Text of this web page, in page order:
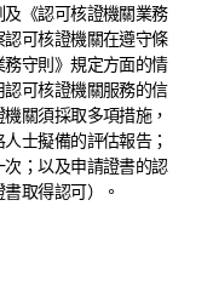
《認可核證機關業務
可核證機關在遵守條
守則》規定方面的情
可核證機關服務的信
關須採取多項措施，
士擬備的評估報告；
；以及申請證書的認
取得認可）。